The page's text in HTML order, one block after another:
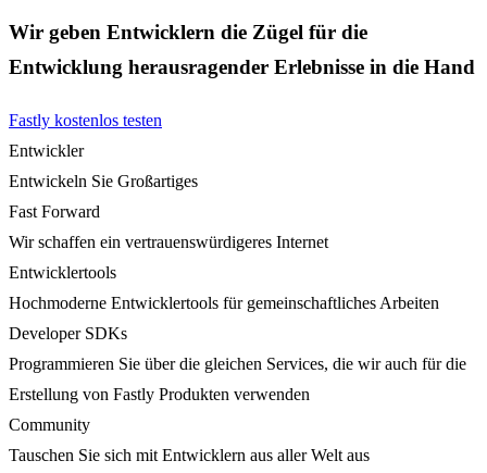
Wir geben Entwicklern die Zügel für die
Entwicklung herausragender Erlebnisse in die Hand
Fastly kostenlos testen
Entwickler
Entwickeln Sie Großartiges
Fast Forward
Wir schaffen ein vertrauenswürdigeres Internet
Entwicklertools
Hochmoderne Entwicklertools für gemeinschaftliches Arbeiten
Developer SDKs
Programmieren Sie über die gleichen Services, die wir auch für die
Erstellung von Fastly Produkten verwenden
Community
Tauschen Sie sich mit Entwicklern aus aller Welt aus